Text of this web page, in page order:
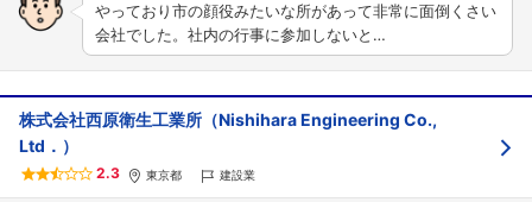
やっており市の顔役みたいな所があって非常に面倒くさい
会社でした。社内の行事に参加しないと…
株式会社西原衛生工業所（Nishihara Engineering Co.,
Ltd．）
2.3 東京都 建設業